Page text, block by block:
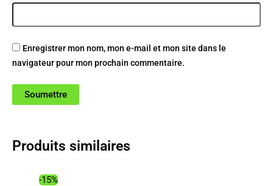
Enregistrer mon nom, mon e-mail et mon site dans le
navigateur pour mon prochain commentaire.
Produits similaires
-15%